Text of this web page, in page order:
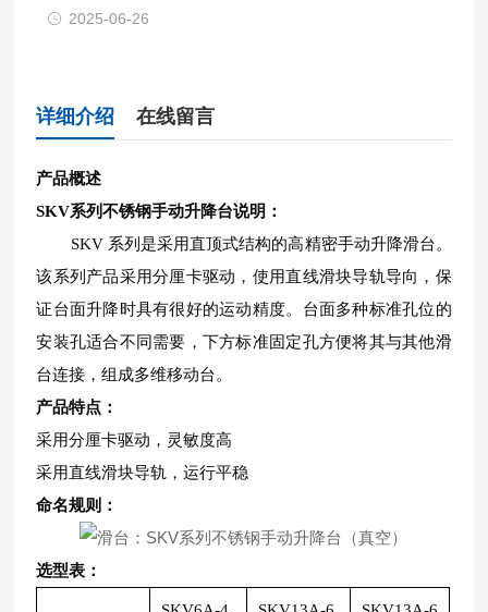
2025-06-26
详细介绍 在线留言
产品概述
SKV系列不锈钢手动升降台说明：
SKV 系列是采用直顶式结构的高精密手动升降滑台。
该系列产品采用分厘卡驱动，使用直线滑块导轨导向，保
证台面升降时具有很好的运动精度。台面多种标准孔位的
安装孔适合不同需要，下方标准固定孔方便将其与其他滑
台连接，组成多维移动台。
产品特点：
采用分厘卡驱动，灵敏度高
采用直线滑块导轨，运行平稳
命名规则：
选型表：